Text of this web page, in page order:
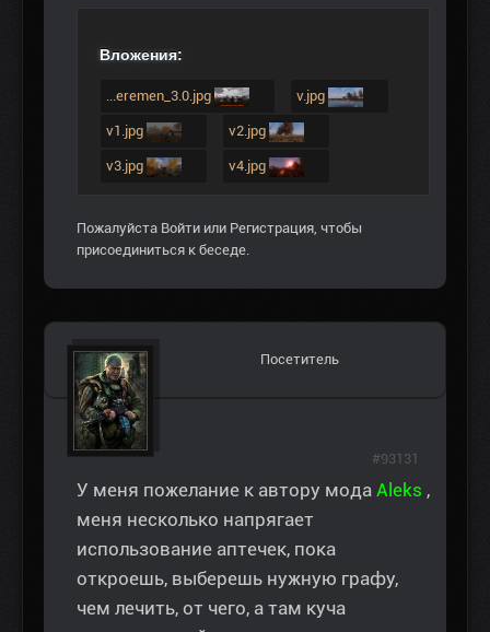
Вложения:
...eremen_3.0.jpg v.jpg
v1.jpg v2.jpg
v3.jpg v4.jpg
Пожалуйста Войти или Регистрация, чтобы
присоединиться к беседе.
Посетитель
У меня пожелание к автору мода Aleks ,
меня несколько напрягает
использование аптечек, пока
откроешь, выберешь нужную графу,
чем лечить, от чего, а там куча
#93131